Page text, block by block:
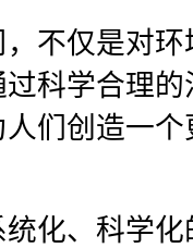
不仅是对
科学合理
们创造一
化、科学